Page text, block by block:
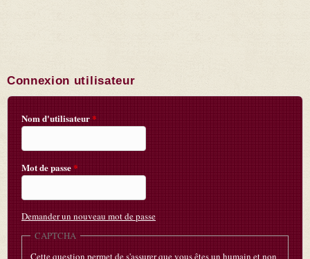
Connexion utilisateur
Nom d'utilisateur*
Mot de passe*
Demander un nouveau mot de passe
CAPTCHA
Cette question permet de s'assurer que vous êtes un humain et non